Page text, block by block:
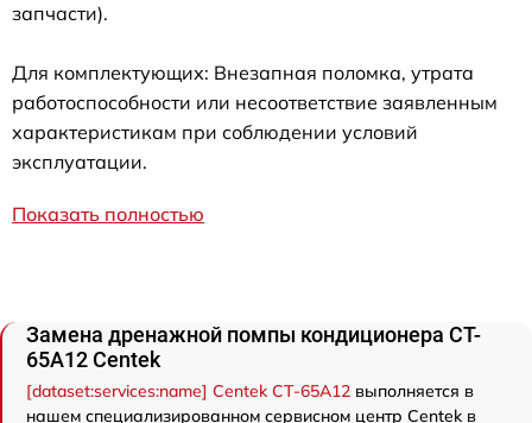
запчасти).
Для комплектующих: Внезапная поломка, утрата
работоспособности или несоответствие заявленным
характеристикам при соблюдении условий
эксплуатации.
Показать полностью
Замена дренажной помпы кондиционера CT-
65A12 Centek
[dataset:services:name] Centek CT-65A12 выполняется в
нашем специализированном сервисном центр Centek в